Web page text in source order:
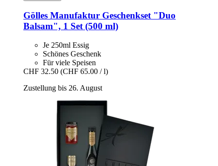
Gölles Manufaktur Geschenkset "Duo
Balsam", 1 Set (500 ml)
Je 250ml Essig
Schönes Geschenk
Für viele Speisen
CHF 32.50 (CHF 65.00 / l)
Zustellung bis 26. August